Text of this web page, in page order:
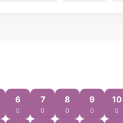
6
0
7
0
8
0
9
0
10
0